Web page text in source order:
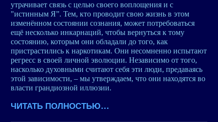
утрачивает связь с целью своего воплощения и с
"истинным Я”. Тем, кто проводит свою жизнь в этом
изменённом состоянии сознания, может потребоваться
ещё несколько инкарнаций, чтобы вернуться к тому
состоянию, которым они обладали до того, как
пристрастились к наркотикам. Они несомненно испытают
регресс в своей личной эволюции. Независимо от того,
насколько духовными считают себя эти люди, предаваясь
этой зависимости, – мы утверждаем, что они находятся во
власти грандиозной иллюзии.
ЧИТАТЬ ПОЛНОСТЬЮ…